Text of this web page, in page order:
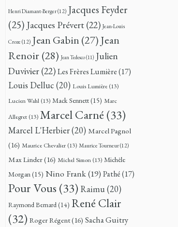
Henri Diamant-Berger(12) Jacques Feyder
(25) Jacques Prévert(22) Jean-Louis
Croze (12) Jean Gabin (27) Jean
Renoir (28) Jean Tedesco(11) Julien
Duvivier(22)Les Frères Lumière(17)
Louis Delluc (20) Louis Lumière (13)
Lucien Wahl (13) Mack Sennett(15) Marc
Allegret (13) Marcel Carné (33)
Marcel L'Herbier(20) Marcel Pagnol
(16) Maurice Chevalier (13) Maurice Tourneur(12)
Max Linder(16) Michel Simon (13) Michèle
Morgan(15) Nino Frank(19) Pathé(17)
Pour Vous (33) Raimu(20)
Raymond Bernard(14) René Clair
(32) Roger Régent(16) Sacha Guitry